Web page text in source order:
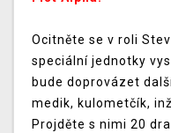
Ocitněte se v roli
speciální jednotky
bude doprovázet
medik, kulometčík,
Projděte s nimi 20